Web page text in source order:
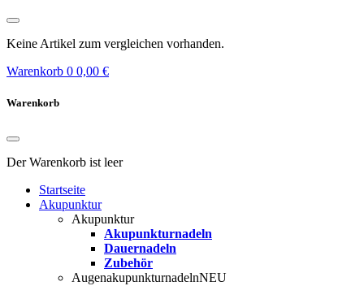
Keine Artikel zum vergleichen vorhanden.
Warenkorb 0 0,00 €
Warenkorb
Der Warenkorb ist leer
Startseite
Akupunktur
Akupunktur
Akupunkturnadeln
Dauernadeln
Zubehör
AugenakupunkturnadelnNEU